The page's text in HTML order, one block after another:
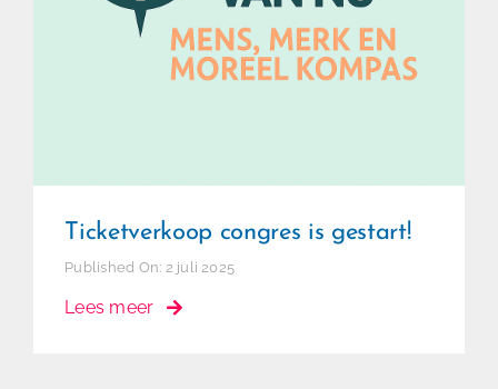
Ticketverkoop congres is gestart!
Published On: 2 juli 2025
Lees meer